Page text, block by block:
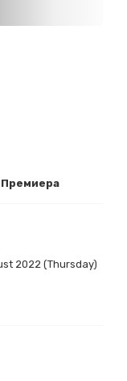
Премиера
2022 (Thursday)